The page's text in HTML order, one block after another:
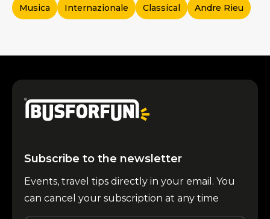
Musica Internazionale Classical Andre Rieu
Subscribe to the newsletter
Events, travel tips directly in your email. You
can cancel your subscription at any time